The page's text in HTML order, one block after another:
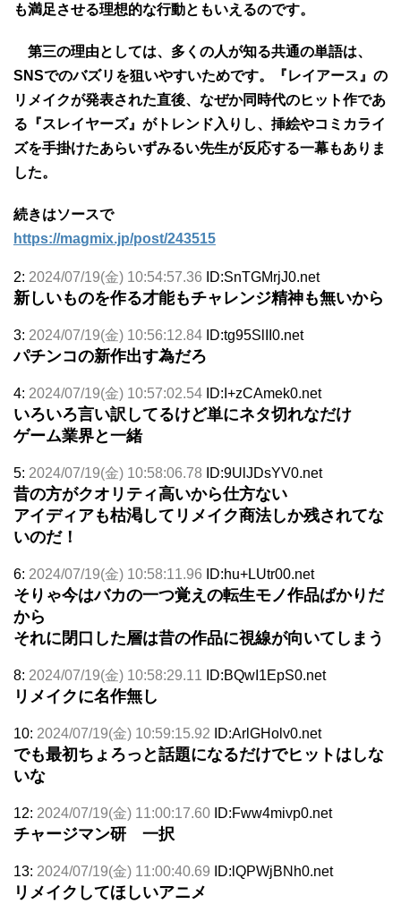
も満足させる理想的な行動ともいえるのです。
第三の理由としては、多くの人が知る共通の単語は、
SNSでのバズリを狙いやすいためです。『レイアース』の
リメイクが発表された直後、なぜか同時代のヒット作であ
る『スレイヤーズ』がトレンド入りし、挿絵やコミカライ
ズを手掛けたあらいずみるい先生が反応する一幕もありま
した。
続きはソースで
https://magmix.jp/post/243515
2: 2024/07/19(金) 10:54:57.36 ID:SnTGMrjJ0.net
新しいものを作る才能もチャレンジ精神も無いから
3: 2024/07/19(金) 10:56:12.84 ID:tg95SlII0.net
パチンコの新作出す為だろ
4: 2024/07/19(金) 10:57:02.54 ID:I+zCAmek0.net
いろいろ言い訳してるけど単にネタ切れなだけ
ゲーム業界と一緒
5: 2024/07/19(金) 10:58:06.78 ID:9UlJDsYV0.net
昔の方がクオリティ高いから仕方ない
アイディアも枯渇してリメイク商法しか残されてな
いのだ！
6: 2024/07/19(金) 10:58:11.96 ID:hu+LUtr00.net
そりゃ今はバカの一つ覚えの転生モノ作品ばかりだ
から
それに閉口した層は昔の作品に視線が向いてしまう
8: 2024/07/19(金) 10:58:29.11 ID:BQwI1EpS0.net
リメイクに名作無し
10: 2024/07/19(金) 10:59:15.92 ID:ArlGHolv0.net
でも最初ちょろっと話題になるだけでヒットはしな
いな
12: 2024/07/19(金) 11:00:17.60 ID:Fww4mivp0.net
チャージマン研 一択
13: 2024/07/19(金) 11:00:40.69 ID:lQPWjBNh0.net
リメイクしてほしいアニメ